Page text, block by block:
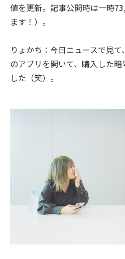
値を更新。記事公開時は一時
ます！）。
りょかち：今日ニュースで見
のアプリを開いて、購入した
した（笑）。